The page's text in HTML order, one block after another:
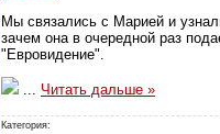
Мы связались с Марией и
зачем она в очередной раз
"Евровидение".
... Читать дальше »
Категория: